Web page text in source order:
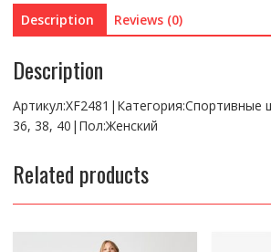
Description Reviews (0)
Description
36, 38, 40|Пол:Женский
Related products